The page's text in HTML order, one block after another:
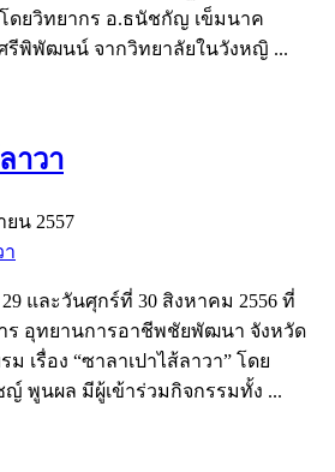
โดยวิทยากร อ.ธนัชกัญ เข็มนาค
รีพิพัฒนน์ จากวิทยาลัยในวังหญิ ...
าวา
น 2557
และวันศุกร์ที่ 30 สิงหาคม 2556 ที่
ร อุทยานการอาชีพชัยพัฒนา จังหวัด
เรื่อง “ซาลาเปาไส้ลาวา” โดย
พูนผล มีผู้เข้าร่วมกิจกรรมทั้ง ...